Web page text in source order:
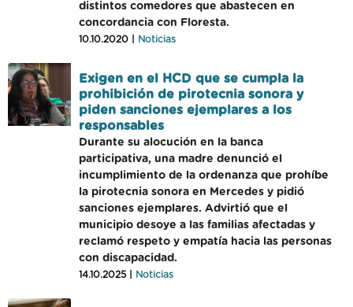
distintos comedores que abastecen en
concordancia con Floresta.
10.10.2020 | Noticias
Exigen en el HCD que se cumpla la
prohibición de pirotecnia sonora y
piden sanciones ejemplares a los
responsables
Durante su alocución en la banca
participativa, una madre denunció el
incumplimiento de la ordenanza que prohíbe
la pirotecnia sonora en Mercedes y pidió
sanciones ejemplares. Advirtió que el
municipio desoye a las familias afectadas y
reclamó respeto y empatía hacia las personas
con discapacidad.
14.10.2025 | Noticias